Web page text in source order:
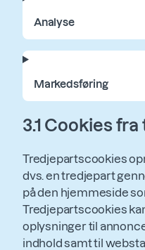
Analyse
Markedsføring
3.1 Cookies
Tredjepartscookies
dvs. en tredjepart
på den hjemmeside
Tredjepartscookies
oplysninger til
indhold samt til